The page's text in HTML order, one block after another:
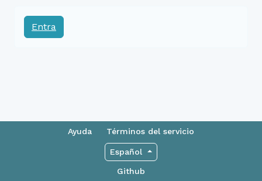
Entra
Ayuda Términos del servicio
Español
Github